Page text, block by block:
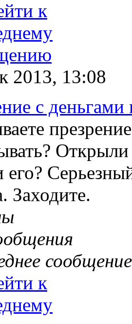
2013, 13:08
с деньгами
его?
Заходите.
сообщение